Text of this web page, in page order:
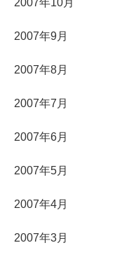
2007年9月
2007年8月
2007年7月
2007年6月
2007年5月
2007年4月
2007年3月